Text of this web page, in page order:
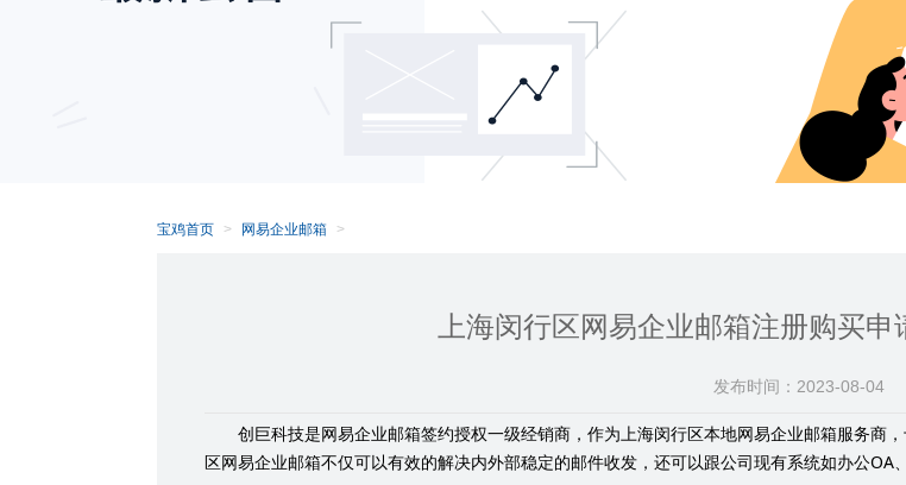
宝鸡首页 网易企业邮箱
上海闵行区网易企业邮箱注册购买
发布时间： 2023-08-04
创巨科技是网易企业邮箱签约授权一级经销商，作为上海闵行区本地网易企业邮箱服务商
区网易企业邮箱不仅可以有效的解决内外部稳定的邮件收发，还可以跟公司现有系统如办公OA